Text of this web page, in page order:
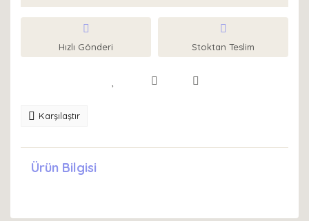
Hızlı Gönderi Stoktan Teslim
Karşılaştır
Ürün Bilgisi